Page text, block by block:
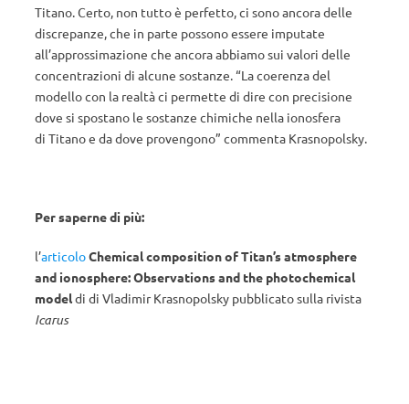
Titano. Certo, non tutto è perfetto, ci sono ancora delle
discrepanze, che in parte possono essere imputate
all’approssimazione che ancora abbiamo sui valori delle
concentrazioni di alcune sostanze. “La coerenza del
modello con la realtà ci permette di dire con precisione
dove si spostano le sostanze chimiche nella ionosfera
di Titano e da dove provengono” commenta Krasnopolsky.
Per saperne di più:
l’articoloChemical composition of Titan’s atmosphere
and ionosphere: Observations and the photochemical
modeldi di Vladimir Krasnopolsky pubblicato sulla rivista
Icarus